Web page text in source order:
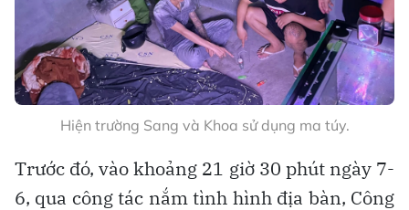
Hiện trường Sang và Khoa sử dụng ma túy.
Trước đó, vào khoảng 21 giờ 30 phút ngày 7-
6, qua công tác nắm tình hình địa bàn, Công